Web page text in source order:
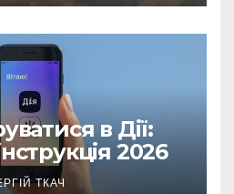
в Дії:
2026
ТКАЧ